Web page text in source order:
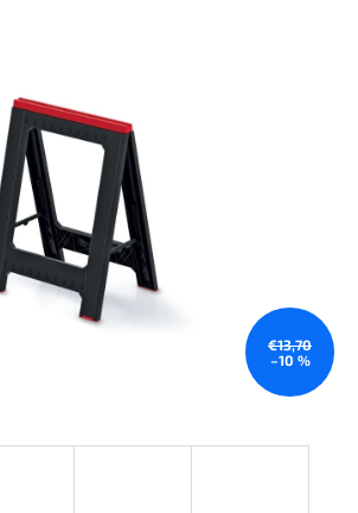
€13,70
–10 %